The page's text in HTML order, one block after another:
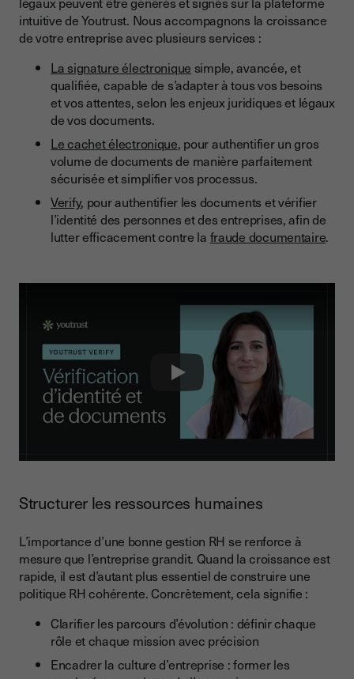
intuitive de Youtrust. Nous accompagnons la croissance
de votre entreprise avec plusieurs services :
La signature électronique simple, avancée, et
qualifiée, capable de s’adapter à tous vos besoins
et vos attentes, selon les enjeux juridiques et légaux
de vos documents.
Le cachet électronique, pour authentifier un gros
volume de documents de manière parfaitement
sécurisée et simplifier vos processus.
Verify, pour authentifier les documents et vérifier
l’identité des personnes et des entreprises, afin de
lutter efficacement contre la fraude documentaire.
Play
Structurer les ressources humaines
L’importance d’une bonne gestion RH se renforce à
mesure que l’entreprise grandit. Quand la croissance est
rapide, il est d’autant plus essentiel de construire une
politique RH cohérente. Concrètement, cela signifie :
Clarifier les parcours d’évolution : définir chaque
rôle et chaque mission avec précision
Encadrer la culture d’entreprise : former les